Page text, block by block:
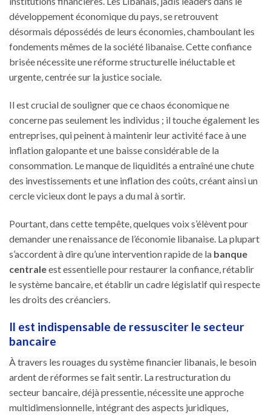
développement économique du pays, se retrouvent
désormais dépossédés de leurs économies, chamboulant les
fondements mêmes de la société libanaise. Cette confiance
brisée nécessite une réforme structurelle inéluctable et
urgente, centrée sur la justice sociale.
Il est crucial de souligner que ce chaos économique ne
concerne pas seulement les individus ; il touche également les
entreprises, qui peinent à maintenir leur activité face à une
inflation galopante et une baisse considérable de la
consommation. Le manque de liquidités a entraîné une chute
des investissements et une inflation des coûts, créant ainsi un
cercle vicieux dont le pays a du mal à sortir.
Pourtant, dans cette tempête, quelques voix s’élèvent pour
demander une renaissance de l’économie libanaise. La plupart
s’accordent à dire qu’une intervention rapide de la banque
centraleest essentielle pour restaurer la confiance, rétablir
le système bancaire, et établir un cadre législatif qui respecte
les droits des créanciers.
Il est indispensable de ressusciter le secteur
bancaire
À travers les rouages du système financier libanais, le besoin
ardent de réformes se fait sentir. La restructuration du
secteur bancaire, déjà pressentie, nécessite une approche
multidimensionnelle, intégrant des aspects juridiques,